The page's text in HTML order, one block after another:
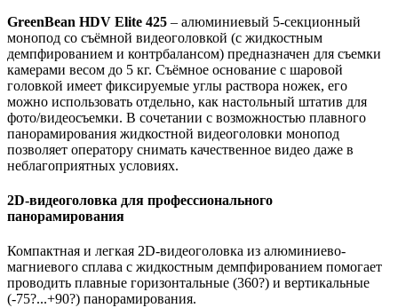
GreenBean HDV Elite 425 – алюминиевый 5-секционный
монопод со съёмной видеоголовкой (с жидкостным
демпфированием и контрбалансом) предназначен для съемки
камерами весом до 5 кг. Съёмное основание с шаровой
головкой имеет фиксируемые углы раствора ножек, его
можно использовать отдельно, как настольный штатив для
фото/видеосъемки. В сочетании с возможностью плавного
панорамирования жидкостной видеоголовки монопод
позволяет оператору снимать качественное видео даже в
неблагоприятных условиях.
2D-видеоголовка для профессионального
панорамирования
Компактная и легкая 2D-видеоголовка из алюминиево-
магниевого сплава с жидкостным демпфированием помогает
проводить плавные горизонтальные (360?) и вертикальные
(-75?...+90?) панорамирования.